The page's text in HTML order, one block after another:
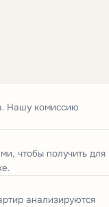
Нашу комиссию
чтобы получить для
анализируются